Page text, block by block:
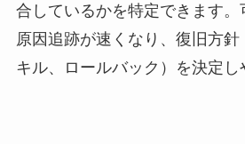
合しているかを特定できます
原因追跡が速くなり、復旧方針
キル、ロールバック）を決定し